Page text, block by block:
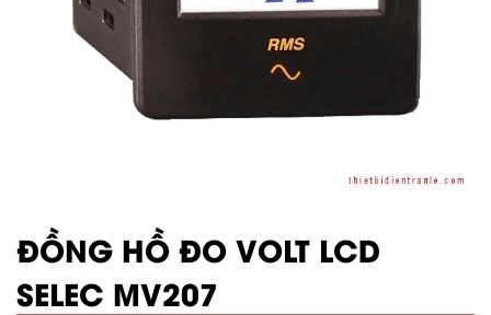
ĐỒNG HỒ ĐO VOLT LCD
SELEC MV207